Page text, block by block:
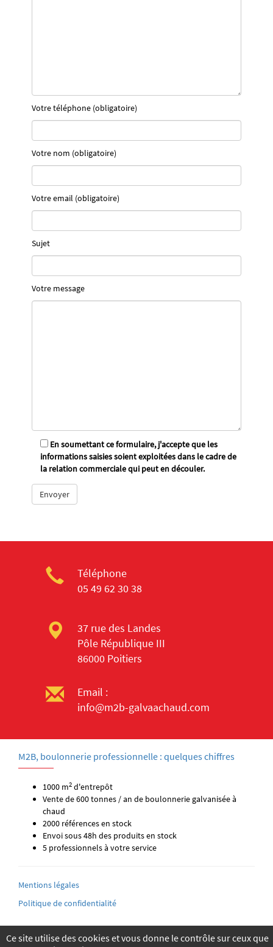
Votre téléphone (obligatoire)
Votre nom (obligatoire)
Votre email (obligatoire)
Sujet
Votre message
En soumettant ce formulaire, j'accepte que les
informations saisies soient exploitées dans le cadre de
la relation commerciale qui peut en découler.
Téléphone
05 49 62 30 38
37 rue des Landes
Pôle République III
86000 Poitiers
Email :
info@m2b-galvaachaud.com
M2B, boulonnerie professionnelle : quelques chiffres
1000 m2 d'entrepôt
Vente de 600 tonnes / an de boulonnerie galvanisée à
chaud
2000 références en stock
Envoi sous 48h des produits en stock
5 professionnels à votre service
Mentions légales
Politique de confidentialité
Ce site utilise des cookies et vous donne le contrôle sur ceux que